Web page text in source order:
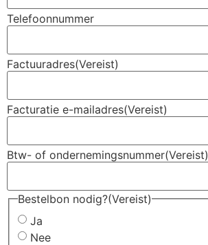
Telefoonnummer
Factuuradres(Vereist)
Facturatie e-mailadres(Vereist)
Btw- of ondernemingsnummer(Vereist)
Bestelbon nodig?(Vereist)
Ja
Nee